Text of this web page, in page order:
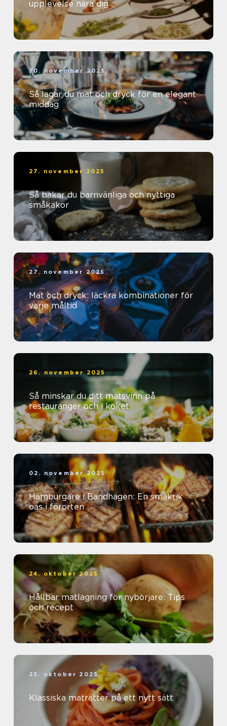
upplevelse nära dig
30. november 2025
Så lagar du mat och dryck för en elegant
middag
27. november 2025
Så bakar du barnvänliga och nyttiga
småkakor
27. november 2025
Mat och dryck: läckra kombinationer för
varje måltid
26. november 2025
Så minskar du ditt matsvinn på
restauranger och i köket
02. november 2025
Hamburgare i Bandhagen: En smakrik
oas i förorten
24. oktober 2025
Hållbar matlagning för nybörjare: Tips
och recept
23. oktober 2025
Klassiska maträtter på ett nytt sätt